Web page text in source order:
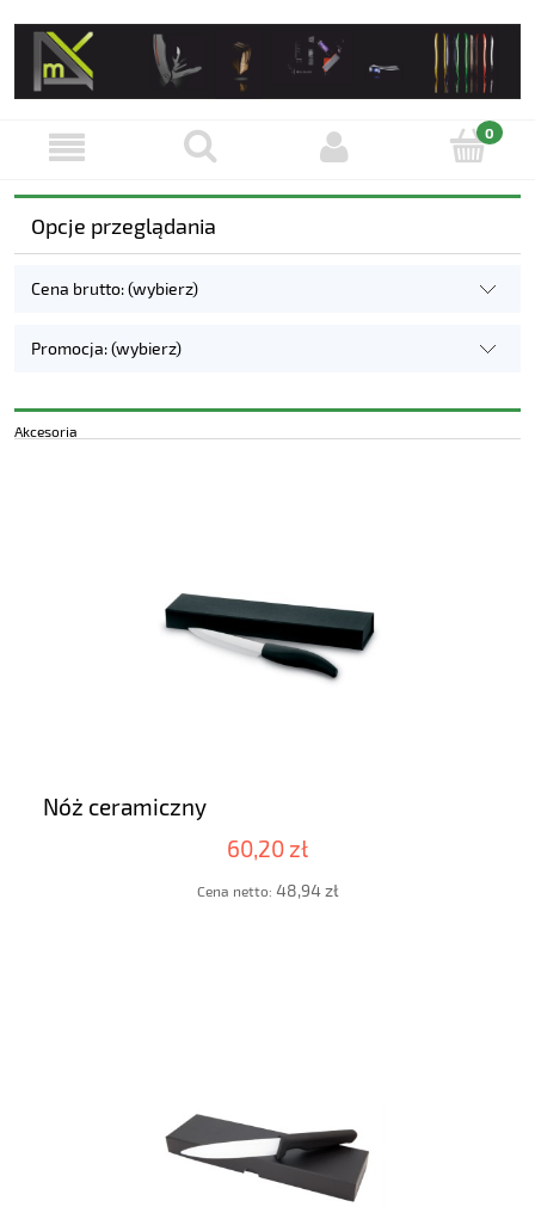
Opcje przeglądania
Cena brutto: (wybierz)
Promocja: (wybierz)
Akcesoria
Nóż ceramiczny
60,20 zł
Cena netto: 48,94 zł